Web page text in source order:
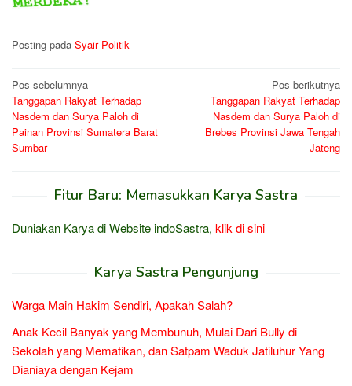
Posting pada Syair Politik
Navigasi
pos
Pos sebelumnya
Tanggapan Rakyat Terhadap
Nasdem dan Surya Paloh di
Painan Provinsi Sumatera Barat
Sumbar
Pos berikutnya
Tanggapan Rakyat Terhadap
Nasdem dan Surya Paloh di
Brebes Provinsi Jawa Tengah
Jateng
Fitur Baru: Memasukkan Karya Sastra
Duniakan Karya di Website indoSastra, klik di sini
Karya Sastra Pengunjung
Warga Main Hakim Sendiri, Apakah Salah?
Anak Kecil Banyak yang Membunuh, Mulai Dari Bully di
Sekolah yang Mematikan, dan Satpam Waduk Jatiluhur Yang
Dianiaya dengan Kejam